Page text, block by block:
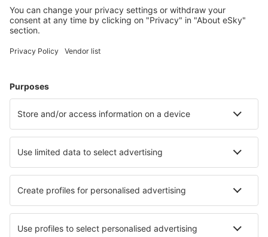
Unterkünfte in Österreich - Beliebte Städte
Unterkunft in Bad Kleinkirchheim Unterkunft in Hohentauern
Unterkunft in Hopfgarten im Brixental Unterkunft in Ischgl
Unterkunft in Wildschoenau
Die besten Unterkünfte - Städte
Unterkunft in Olimpia Unterkunft in Edenkoben